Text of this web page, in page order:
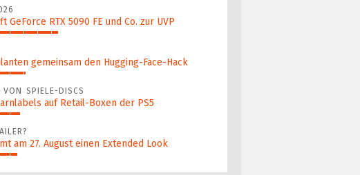
GeForce RTX 5090 FE und Co. zur UVP
gemein­sam den Hugging-Face-Hack
VON SPIELE-DISCS
auf Retail-Boxen der PS5
am 27. August einen Extended Look